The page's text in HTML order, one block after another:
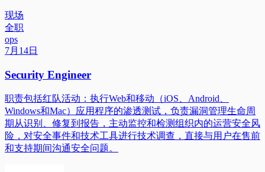
现场
全职
ops
7月14日
Security Engineer
职责包括红队活动：执行Web和移动（iOS、Android、
Windows和Mac）应用程序的渗透测试，负责漏洞管理生命周
期从识别、修复到报告，主动监控和检测组织内的运营安全风
险，对安全事件和技术工具进行技术调查，直接与用户在售前
和支持期间沟通安全问题。